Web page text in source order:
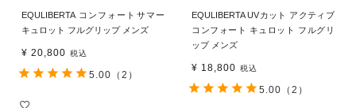
EQULIBERTA コンフォートサマー
キュロット フルグリップ メンズ
¥ 20,800 税込
5.00 （2）
EQULIBERTA UVカット アクティブ
コンフォート キュロット フルグリ
ップ メンズ
¥ 18,800 税込
5.00 （2）